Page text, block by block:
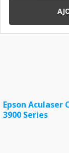
Epson Aculaser
3900 Series